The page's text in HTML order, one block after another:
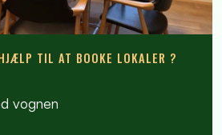
TIL AT BOOKE LOKALER ?
vognen